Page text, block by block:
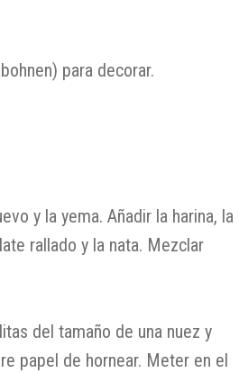
para decorar.
y la yema. Añadir la harina, la
rallado y la nata. Mezclar
del tamaño de una nuez y
papel de hornear. Meter en el